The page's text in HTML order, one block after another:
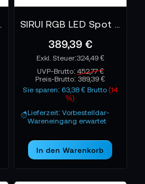
389,39 €
324,49 €
UVP-Brutto: 452,77 €
Preis-Brutto: 389,39 €
Sie sparen: 63,38 € Brutto(14
%)
Lieferzeit: Vorbestelldar-
Wareneingang erwartet
In den Warenkorb